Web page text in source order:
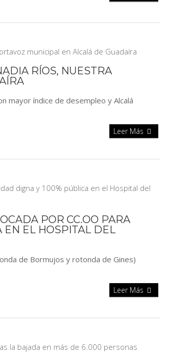
RÍOS, NUESTRA
mayor índice de desempleo y Alcalá
Leer Más
POR CC.OO PARA
EN EL HOSPITAL DEL
de Bormujos y rotonda de Gines)
Leer Más